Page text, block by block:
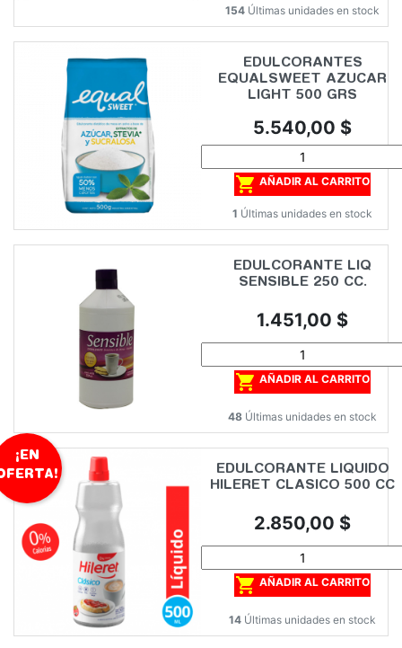
154 Últimas unidades en stock
EDULCORANTES
EQUALSWEET AZUCAR
LIGHT 500 GRS
Precio
5.540,00 $
 AÑADIR AL CARRITO
1 Últimas unidades en stock
EDULCORANTE LIQ
SENSIBLE 250 CC.
Precio
1.451,00 $
 AÑADIR AL CARRITO
48 Últimas unidades en stock
EDULCORANTE LIQUIDO
HILERET CLASICO 500 CC
Precio
2.850,00 $
 AÑADIR AL CARRITO
14 Últimas unidades en stock
¡EN